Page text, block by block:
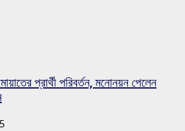
প্রার্থী পরিবর্তন, মনোনয়ন পেলেন